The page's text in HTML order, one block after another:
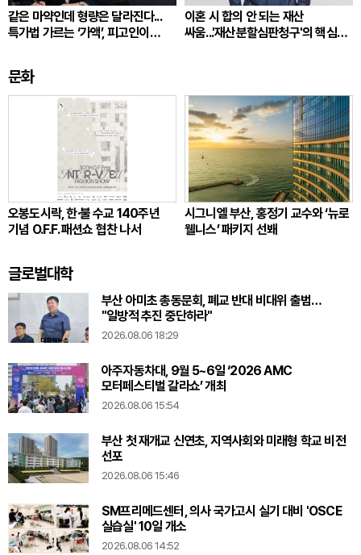
같은 마약인데 형량은 달라진다...
특가법 가르는 ‘가액’, 피고인이
이혼 시 합의 안 되는 재산
싸움...'재산분할심판청구'의 핵심
문화
오봉도시락, 한·불 수교 140주년
기념 O.F.F. 패션쇼 협찬 나서
시그니엘 부산, 홍정기 교수와 ‘뉴로
웰니스’ 패키지 선봬
글로벌대학
부산 아미초 총동문회, 폐교 반대 비대위 출범…
"일방적 추진 중단하라"
2026.08.06 18:29
아주자동차대, 9월 5~6일 ‘2026 AMC
모터페스티벌 갈라쇼’ 개최
2026.08.06 15:54
부산 첫 재개교 신연초, 지역사회와 미래형 학교 비전
선포
2026.08.06 15:46
SM프리메드센터, 의사 국가고시 실기 대비 'OSCE
실습실' 10일 개소
2026.08.06 14:52